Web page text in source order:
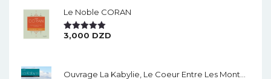
Le Noble CORAN
Note5.00
3,000 DZD